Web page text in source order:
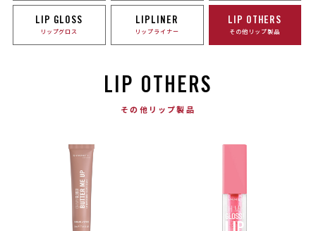
LIP GLOSS
リップグロス
LIPLINER
リップライナー
LIP OTHERS
その他リップ製品
LIP OTHERS
その他リップ製品